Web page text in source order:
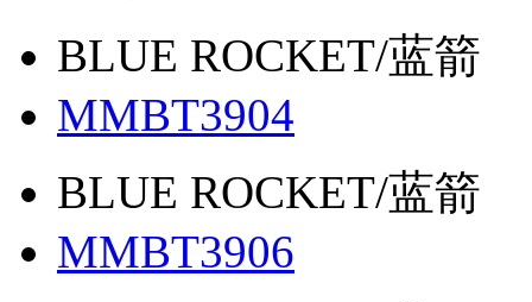
BLUE ROCKET/蓝箭
MMBT3904
BLUE ROCKET/蓝箭
MMBT3906